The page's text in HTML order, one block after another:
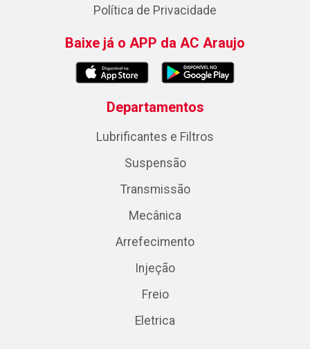
Política de Privacidade
Baixe já o APP da AC Araujo
Departamentos
Lubrificantes e Filtros
Suspensão
Transmissão
Mecânica
Arrefecimento
Injeção
Freio
Eletrica